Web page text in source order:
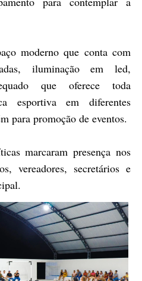
moderno que conta com
iluminação em led,
que oferece toda
esportiva em diferentes
para promoção de eventos.
marcaram presença nos
vereadores, secretários e